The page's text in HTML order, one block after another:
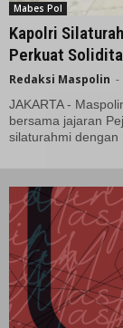
Mabes Pol
Kapolri
Perkuat
Redaksi Maspolin -
JAKARTA -
bersama jajaran
silaturahmi dengan